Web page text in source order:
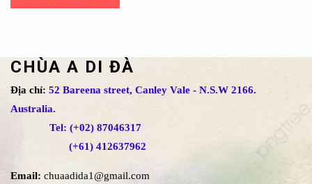
CHÙA A DI ĐÀ
Địa chỉ: 52 Bareena street, Canley Vale - N.S.W 2166.
Australia.
Tel: (+02) 87046317
(+61) 412637962
Email: chuaadida1@gmail.com